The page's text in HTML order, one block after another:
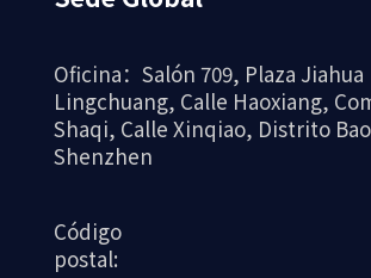
Oficina：Salón 709, Plaza Jiahua
Lingchuang, Calle Haoxiang,
Shaqi, Calle Xinqiao, Distrito
Shenzhen
Código
postal: